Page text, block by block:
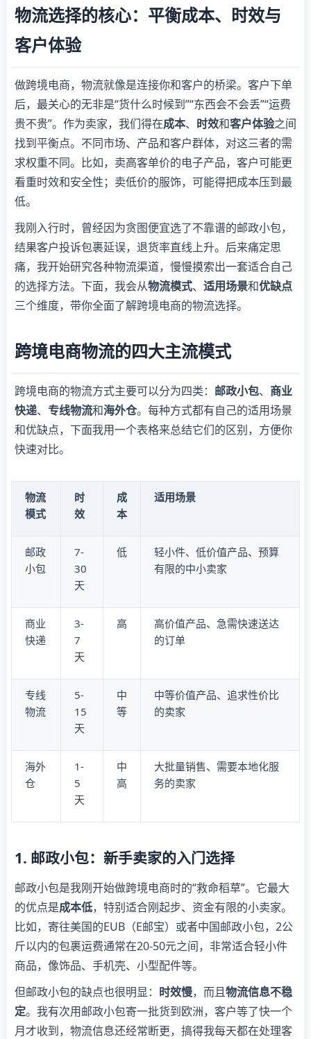
物流选择的核心：平衡成本、时效与
客户体验
做跨境电商，物流就像是连接你和客户的桥梁。客户下单
后，最关心的无非是“货什么时候到”“东西会不会丢”“运费
贵不贵”。作为卖家，我们得在成本、 时效和客户体验之间
找到平衡点。不同市场、产品和客户群体，对这三者的需
求权重不同。比如，卖高客单价的电子产品，客户可能更
看重时效和安全性；卖低价的服饰，可能得把成本压到最
低。
我刚入行时，曾经因为贪图便宜选了不靠谱的邮政小包，
结果客户投诉包裹延误，退货率直线上升。后来痛定思
痛，我开始研究各种物流渠道，慢慢摸索出一套适合自己
的选择方法。下面，我会从物流模式、 适用场景和优缺点
三个维度，带你全面了解跨境电商的物流选择。
跨境电商物流的四大主流模式
跨境电商的物流方式主要可以分为四类： 邮政小包、 商业
快递、 专线物流和海外仓。每种方式都有自己的适用场景
和优缺点，下面我用一个表格来总结它们的区别，方便你
快速对比。
物流
模式
时
效
成
本
适用场景
邮政
小包
7-
30
天
低
轻小件、低价值产品、预算
有限的中小卖家
商业
快递
3-
7
天
高
高价值产品、急需快速送达
的订单
专线
物流
5-
15
天
中
等
中等价值产品、追求性价比
的卖家
海外
仓
1-
5
天
中
高
大批量销售、需要本地化服
务的卖家
1. 邮政小包：新手卖家的入门选择
邮政小包是我刚开始做跨境电商时的“救命稻草”。它最大
的优点是成本低，特别适合刚起步、资金有限的小卖家。
比如，寄往美国的EUB（E邮宝）或者中国邮政小包，2公
斤以内的包裹运费通常在20-50元之间，非常适合轻小件
商品，像饰品、手机壳、小型配件等。
但邮政小包的缺点也很明显： 时效慢，而且物流信息不稳
定。我有次用邮政小包寄一批货到欧洲，客户等了快一个
月才收到，物流信息还经常断更，搞得我每天都在处理客